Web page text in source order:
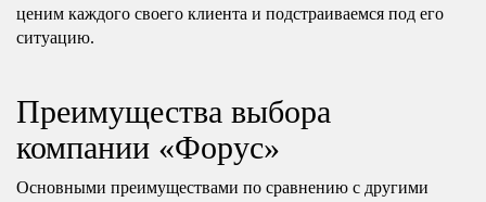
ценим каждого своего клиента и подстраиваемся под его
ситуацию.
Преимущества выбора
компании «Форус»
Основными преимуществами по сравнению с другими